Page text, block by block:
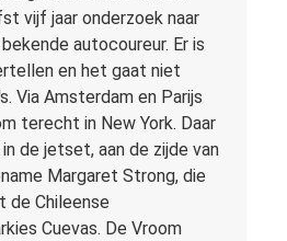
vijf jaar onderzoek naar
autocoureur. Er is
en het gaat niet
Via Amsterdam en Parijs
terecht in New York. Daar
de jetset, aan de zijde van
Margaret Strong, die
de Chileense
Cuevas. De Vroom